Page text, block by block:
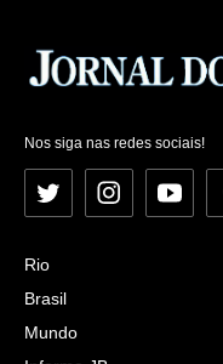
Nos siga nas redes sociais!
Twitter Instagram
Rio
Brasil
Mundo